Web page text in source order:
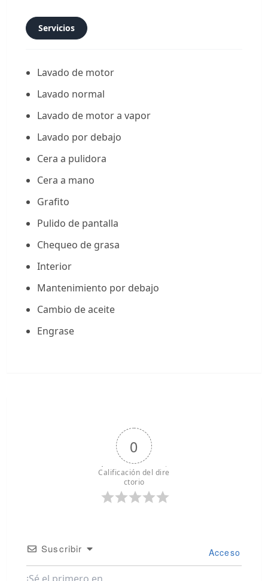
Servicios
Lavado de motor
Lavado normal
Lavado de motor a vapor
Lavado por debajo
Cera a pulidora
Cera a mano
Grafito
Pulido de pantalla
Chequeo de grasa
Interior
Mantenimiento por debajo
Cambio de aceite
Engrase
0
Calificación del dire
ctorio
Suscribir Acceso